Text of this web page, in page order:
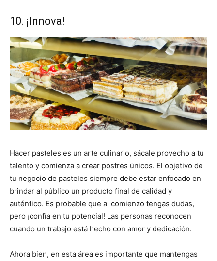
10. ¡Innova!
Hacer pasteles es un arte culinario, sácale provecho a tu
talento y comienza a crear postres únicos. El objetivo de
tu negocio de pasteles siempre debe estar enfocado en
brindar al público un producto final de calidad y
auténtico. Es probable que al comienzo tengas dudas,
pero ¡confía en tu potencial! Las personas reconocen
cuando un trabajo está hecho con amor y dedicación.
Ahora bien, en esta área es importante que mantengas